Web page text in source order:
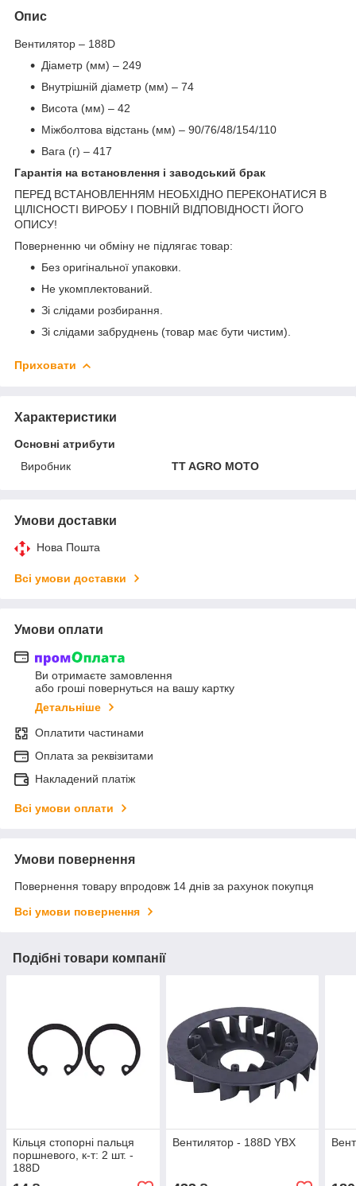
Опис
Вентилятор – 188D
Діаметр (мм) – 249
Внутрішній діаметр (мм) – 74
Висота (мм) – 42
Міжболтова відстань (мм) – 90/76/48/154/110
Вага (г) – 417
Гарантія на встановлення і заводський брак
ПЕРЕД ВСТАНОВЛЕННЯМ НЕОБХІДНО ПЕРЕКОНАТИСЯ В
ЦІЛІСНОСТІ ВИРОБУ І ПОВНІЙ ВІДПОВІДНОСТІ ЙОГО
ОПИСУ!
Поверненню чи обміну не підлягає товар:
Без оригінальної упаковки.
Не укомплектований.
Зі слідами розбирання.
Зі слідами забруднень (товар має бути чистим).
Приховати
Характеристики
Основні атрибути
Виробник
TT AGRO MOTO
Умови доставки
Нова Пошта
Всі умови доставки
Умови оплати
Ви отримаєте замовлення
або гроші повернуться на вашу картку
Детальніше
Оплатити частинами
Оплата за реквізитами
Накладений платіж
Всі умови оплати
Умови повернення
Повернення товару впродовж 14 днів за рахунок покупця
Всі умови повернення
Подібні товари компанії
Кільця стопорні пальця
поршневого, к-т: 2 шт. -
188D
Вентилятор - 188D YBX